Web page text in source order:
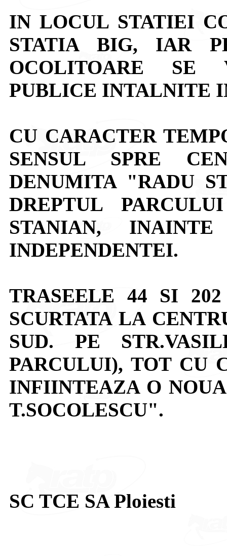
IN LOCUL STATIEI
STATIA BIG, IAR
OCOLITOARE SE
PUBLICE INTALNITE
CU CARACTER
SENSUL SPRE
DENUMITA "RADU
DREPTUL
STANIAN,
INDEPENDENTEI.
TRASEELE 44 SI
SCURTATA LA
SUD. PE
PARCULUI), TOT CU
INFIINTEAZA O
T.SOCOLESCU".
SC TCE SA Ploiesti